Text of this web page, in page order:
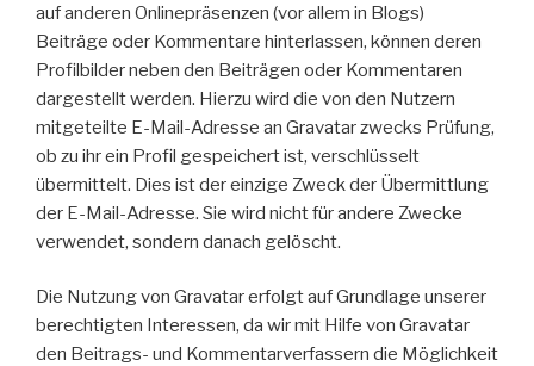
auf anderen Onlinepräsenzen (vor allem in Blogs)
Beiträge oder Kommentare hinterlassen, können deren
Profilbilder neben den Beiträgen oder Kommentaren
dargestellt werden. Hierzu wird die von den Nutzern
mitgeteilte E-Mail-Adresse an Gravatar zwecks Prüfung,
ob zu ihr ein Profil gespeichert ist, verschlüsselt
übermittelt. Dies ist der einzige Zweck der Übermittlung
der E-Mail-Adresse. Sie wird nicht für andere Zwecke
verwendet, sondern danach gelöscht.
Die Nutzung von Gravatar erfolgt auf Grundlage unserer
berechtigten Interessen, da wir mit Hilfe von Gravatar
den Beitrags- und Kommentarverfassern die Möglichkeit